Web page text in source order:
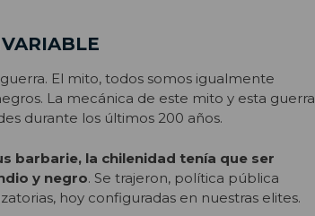
El mito, todos somos igualmente
La mecánica de este mito y esta guerra
durante los últimos 200 años.
barbarie, la chilenidad tenía que ser
y negro. Se trajeron, política pública
hoy configuradas en nuestras elites.